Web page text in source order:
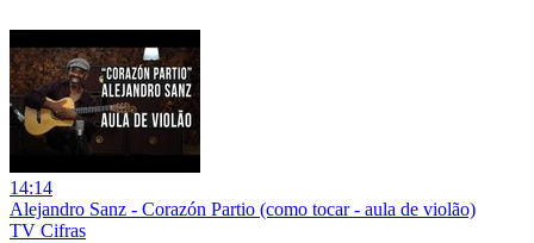
14:14
Alejandro Sanz - Corazón Partio (como tocar - aula de violão)
TV Cifras